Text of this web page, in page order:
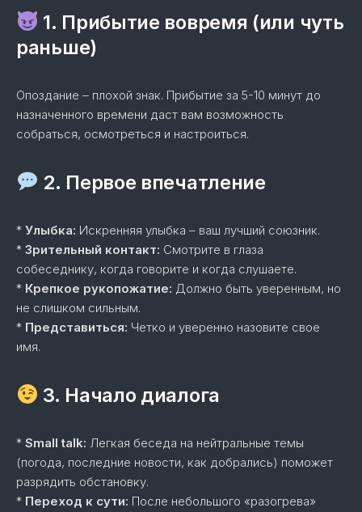
1. Прибытие вовремя (или чуть
раньше)
Опоздание – плохой знак. Прибытие за 5-10 минут до
назначенного времени даст вам возможность
собраться, осмотреться и настроиться.
2. Первое впечатление
* Улыбка: Искренняя улыбка – ваш лучший союзник.
* Зрительный контакт: Смотрите в глаза
собеседнику, когда говорите и когда слушаете.
* Крепкое рукопожатие: Должно быть уверенным, но
не слишком сильным.
* Представиться: Четко и уверенно назовите свое
имя.
3. Начало диалога
* Small talk: Легкая беседа на нейтральные темы
(погода, последние новости, как добрались) поможет
разрядить обстановку.
* Переход к сути: После небольшого «разогрева»